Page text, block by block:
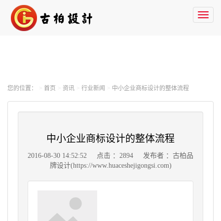
您的位置： 首页 资讯 行业新闻 中小企业商标设计的整体流程
中小企业商标设计的整体流程
2016-08-30 14:52:52 点击 ：2894
发布者 ：古柏品
牌设计(https://www.huaceshejigongsi.com)